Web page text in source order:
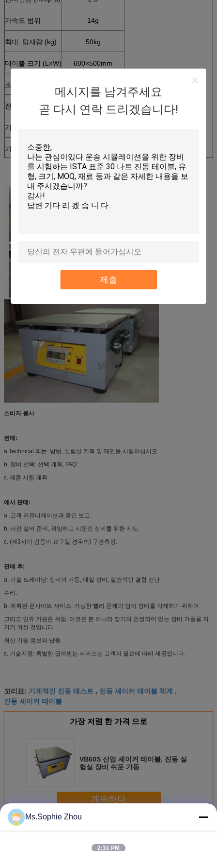
메시지를 남겨주세요
곧 다시 연락 드리겠습니다!
제출
가속도 범위 14g
최대. 탑재량 (kg) 50kg
테이블 크기 (L×W) 600×500mm
조정 화면
전력 공급 AC 220V
기계 차원
기계 무게
소비자 봉사
전매:
a.Technical 의논: 방법, 실험실 계획 및 제안을 시험하십시오.
b. 장비 선택: 선택 계획, FAQ.
c. 제품 시험 계획.
에서 판매:
a. 고객 커뮤니케이션과 중간 보고.
b. 사전 설비 준비, 위임하고 시운전 장비를 위한 지도.
c. (제3자의 검증이 요구될 경우의) 구경측정.
판매 후:
a. 기술 트레이닝: 장비의 가동, 매일 정비, 일반적인 결함 진단
수리.
b. 계획된 온사이트 서비스: 가능한 빨리 문제의 탐지 장비를 삭제하기 위하여
그리고 인류 기원론 위험. 이것은 뿐 아니라 장기와 안정되어 있는 장비 가동을 지
키기 위한 것입니다
최신 기술 정보의 납품.
c. 기술지원: 특별한 급여받는 서비스는 고객의 필요에 따라 제공됩니다.
꼬리표: 기계적인 진동 테스트 , 진동 셰이커 테이블 체계 ,
진동 셰이커 테이블
가장 저렴 한 가격 으로
VB60S 산업 셰이커 테이블, 진동 실
험실 장비 쉬운 가동
계속하다
더 많은 것
Ms.Sophie Zhou
2:31 PM